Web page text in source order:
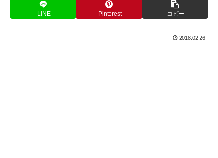
LINE Pinterest コピー
2018.02.26